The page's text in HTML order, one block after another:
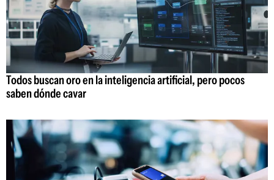
Todos buscan oro en la inteligencia artificial, pero pocos
saben dónde cavar